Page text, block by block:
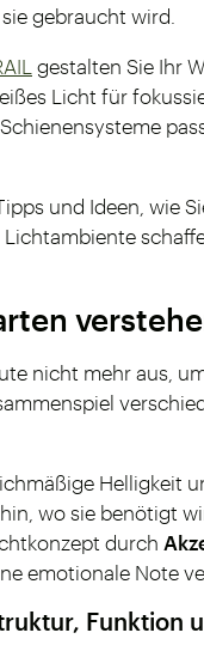
gebraucht wird.
gestalten Sie Ihr
Licht für
und Ideen,
nicht mehr aus,
Helligkeit
wo sie benötigt
durch
emotionale Note
Funktion